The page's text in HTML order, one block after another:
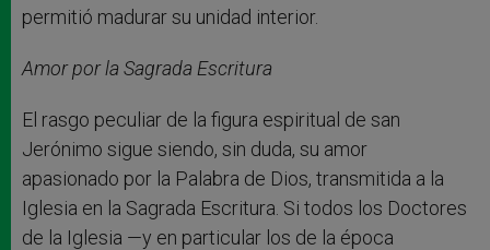
permitió madurar su unidad interior.
Amor por la Sagrada Escritura
El rasgo peculiar de la figura espiritual de san
Jerónimo sigue siendo, sin duda, su amor
apasionado por la Palabra de Dios, transmitida a la
Iglesia en la Sagrada Escritura. Si todos los Doctores
de la Iglesia —y en particular los de la época